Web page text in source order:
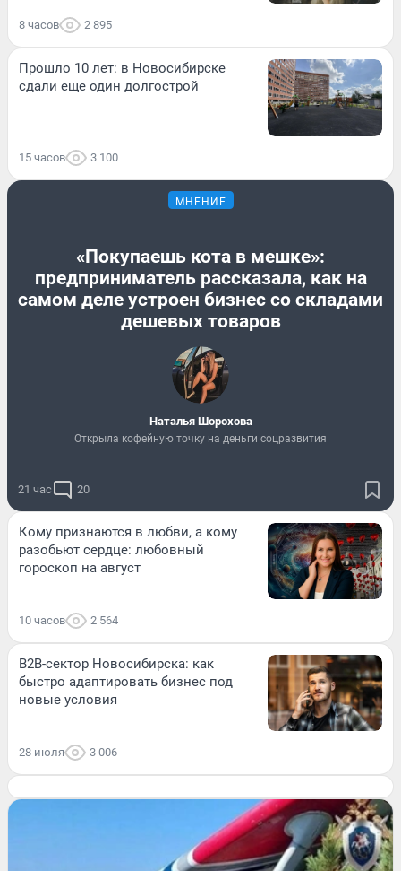
8 часов 2 895
Прошло 10 лет: в Новосибирске
сдали еще один долгострой
15 часов 3 100
МНЕНИЕ
«Покупаешь кота в мешке»:
предприниматель рассказала, как на
самом деле устроен бизнес со складами
дешевых товаров
Наталья Шорохова
Открыла кофейную точку на деньги соцразвития
21 час 20
Кому признаются в любви, а кому
разобьют сердце: любовный
гороскоп на август
10 часов 2 564
B2B-сектор Новосибирска: как
быстро адаптировать бизнес под
новые условия
28 июля 3 006